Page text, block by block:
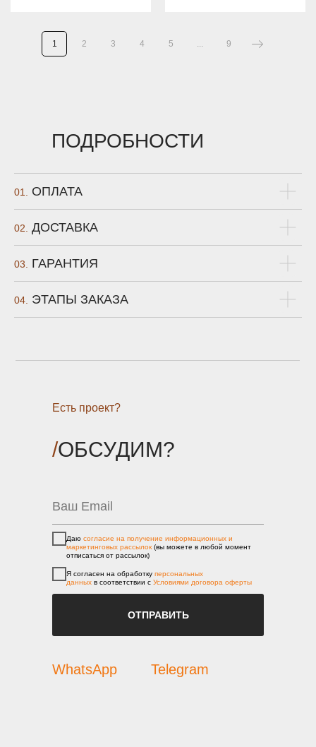
1 2 3 4 5 9
ПОДРОБНОСТИ
01. ОПЛАТА
02. ДОСТАВКА
03. ГАРАНТИЯ
04. ЭТАПЫ ЗАКАЗА
/ОБСУДИМ?
Есть проект?
Даю согласие на получение информационных и
маркетинговых рассылок (вы можете в любой момент
отписаться от рассылок)
Я согласен на обработку персональных
данных в соответствии с Условиями договора оферты
ОТПРАВИТЬ
WhatsApp Telegram